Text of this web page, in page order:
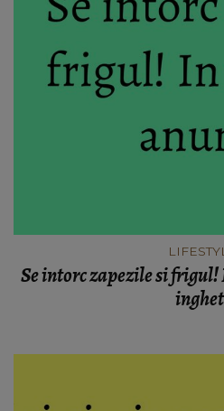
Se intorc zapezile si